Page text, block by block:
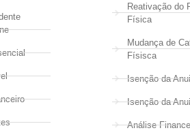
Reativação do
Física
Mudança de
Físisca
Isenção da
Isenção da
Análise